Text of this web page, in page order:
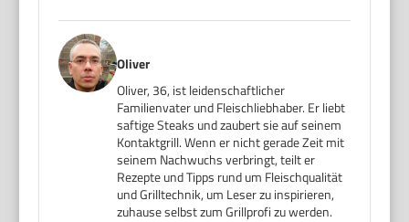
Oliver
Oliver, 36, ist leidenschaftlicher
Familienvater und Fleischliebhaber. Er liebt
saftige Steaks und zaubert sie auf seinem
Kontaktgrill. Wenn er nicht gerade Zeit mit
seinem Nachwuchs verbringt, teilt er
Rezepte und Tipps rund um Fleischqualität
und Grilltechnik, um Leser zu inspirieren,
zuhause selbst zum Grillprofi zu werden.